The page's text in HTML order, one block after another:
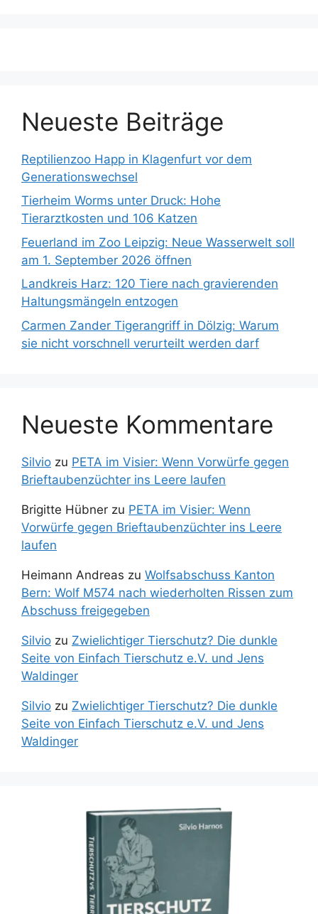
Neueste Beiträge
Reptilienzoo Happ in Klagenfurt vor dem
Generationswechsel
Tierheim Worms unter Druck: Hohe
Tierarztkosten und 106 Katzen
Feuerland im Zoo Leipzig: Neue Wasserwelt soll
am 1. September 2026 öffnen
Landkreis Harz: 120 Tiere nach gravierenden
Haltungsmängeln entzogen
Carmen Zander Tigerangriff in Dölzig: Warum
sie nicht vorschnell verurteilt werden darf
Neueste Kommentare
Silvio zu PETA im Visier: Wenn Vorwürfe gegen
Brieftaubenzüchter ins Leere laufen
Brigitte Hübner zu PETA im Visier: Wenn
Vorwürfe gegen Brieftaubenzüchter ins Leere
laufen
Heimann Andreas zu Wolfsabschuss Kanton
Bern: Wolf M574 nach wiederholten Rissen zum
Abschuss freigegeben
Silvio zu Zwielichtiger Tierschutz? Die dunkle
Seite von Einfach Tierschutz e.V. und Jens
Waldinger
Silvio zu Zwielichtiger Tierschutz? Die dunkle
Seite von Einfach Tierschutz e.V. und Jens
Waldinger